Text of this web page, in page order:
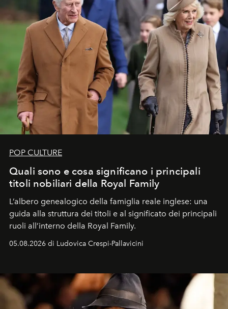
POP CULTURE
Quali sono e cosa significano i principali
titoli nobiliari della Royal Family
L’albero genealogico della famiglia reale inglese: una
guida alla struttura dei titoli e al significato dei principali
ruoli all’interno della Royal Family.
05.08.2026 di Ludovica Crespi-Pallavicini